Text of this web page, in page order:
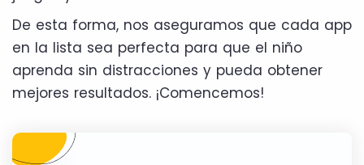
De esta forma, nos aseguramos que cada app
en la lista sea perfecta para que el niño
aprenda sin distracciones y pueda obtener
mejores resultados. ¡Comencemos!